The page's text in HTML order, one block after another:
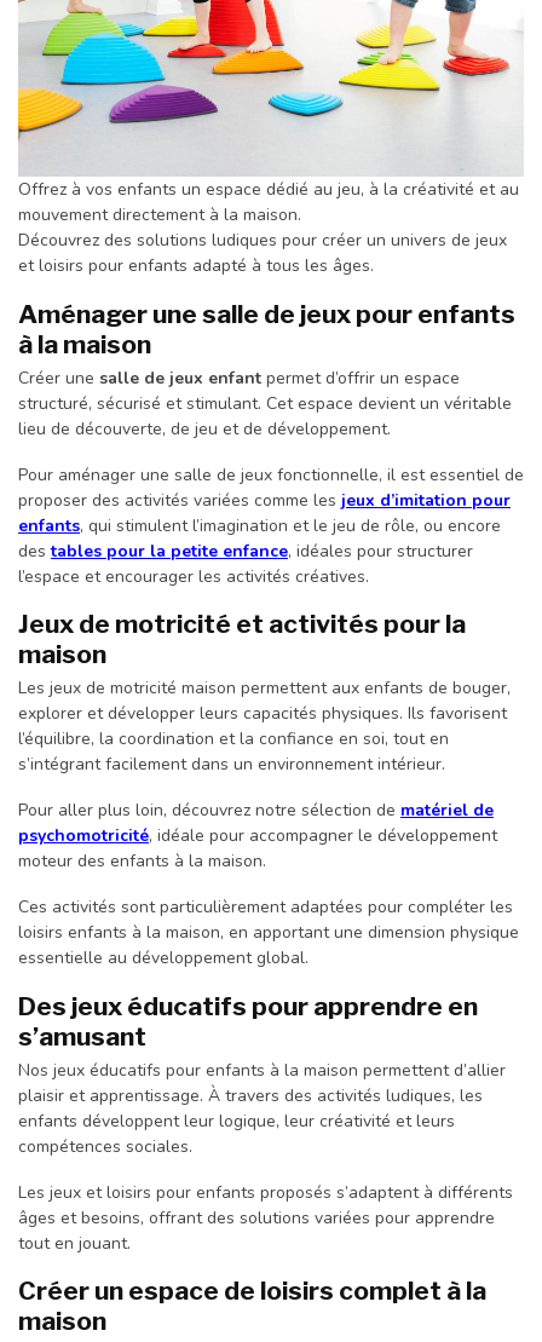
Offrez à vos enfants un espace dédié au jeu, à la créativité et au
mouvement directement à la maison.
Découvrez des solutions ludiques pour créer un univers de jeux
et loisirs pour enfants adapté à tous les âges.
Aménager une salle de jeux pour enfants
à la maison
Créer une salle de jeux enfant permet d’offrir un espace
structuré, sécurisé et stimulant. Cet espace devient un véritable
lieu de découverte, de jeu et de développement.
Pour aménager une salle de jeux fonctionnelle, il est essentiel de
proposer des activités variées comme les jeux d’imitation pour
enfants, qui stimulent l’imagination et le jeu de rôle, ou encore
destables pour la petite enfance, idéales pour structurer
l’espace et encourager les activités créatives.
Jeux de motricité et activités pour la
maison
Les jeux de motricité maison permettent aux enfants de bouger,
explorer et développer leurs capacités physiques. Ils favorisent
l’équilibre, la coordination et la confiance en soi, tout en
s’intégrant facilement dans un environnement intérieur.
Pour aller plus loin, découvrez notre sélection de matériel de
psychomotricité, idéale pour accompagner le développement
moteur des enfants à la maison.
Ces activités sont particulièrement adaptées pour compléter les
loisirs enfants à la maison, en apportant une dimension physique
essentielle au développement global.
Des jeux éducatifs pour apprendre en
s’amusant
Nos jeux éducatifs pour enfants à la maison permettent d’allier
plaisir et apprentissage. À travers des activités ludiques, les
enfants développent leur logique, leur créativité et leurs
compétences sociales.
Les jeux et loisirs pour enfants proposés s’adaptent à différents
âges et besoins, offrant des solutions variées pour apprendre
tout en jouant.
Créer un espace de loisirs complet à la
maison